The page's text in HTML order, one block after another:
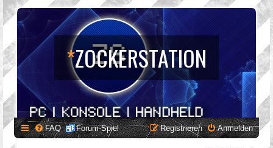
*ZOCKERSTATION
FAQ Forum-Spiel Anmelden
Registrieren